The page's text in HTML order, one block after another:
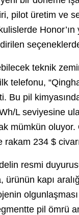
pilot üretim ve
teknik
telefonu,
Bu pil
L seviyesine
mümkün oluyor.
234 $
resmi
kapı
pil ömrü